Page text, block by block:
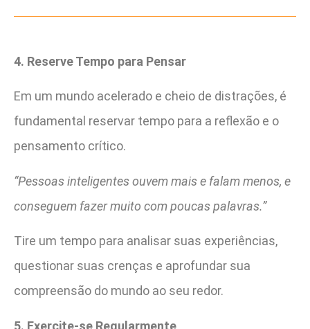
4. Reserve Tempo para Pensar
Em um mundo acelerado e cheio de distrações, é
fundamental reservar tempo para a reflexão e o
pensamento crítico.
“Pessoas inteligentes ouvem mais e falam menos, e
conseguem fazer muito com poucas palavras.”
Tire um tempo para analisar suas experiências,
questionar suas crenças e aprofundar sua
compreensão do mundo ao seu redor.
5. Exercite-se Regularmente